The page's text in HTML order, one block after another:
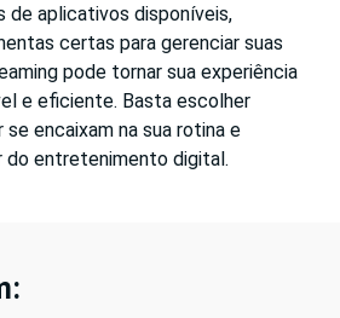
de aplicativos disponíveis,
certas para gerenciar suas
pode tornar sua experiência
e eficiente. Basta escolher
encaixam na sua rotina e
do entretenimento digital.